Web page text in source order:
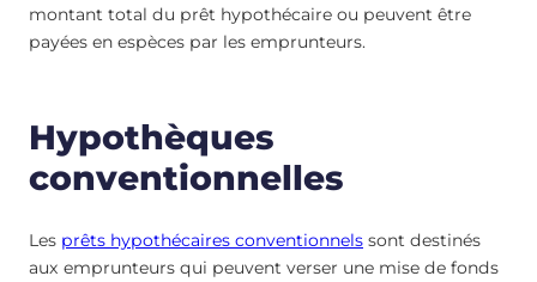
montant total du prêt hypothécaire ou peuvent être
payées en espèces par les emprunteurs.
Hypothèques
conventionnelles
Les prêts hypothécaires conventionnels sont destinés
aux emprunteurs qui peuvent verser une mise de fonds